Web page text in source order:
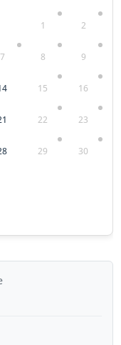
1 2
7 8 9
15 16
22 23
29 30